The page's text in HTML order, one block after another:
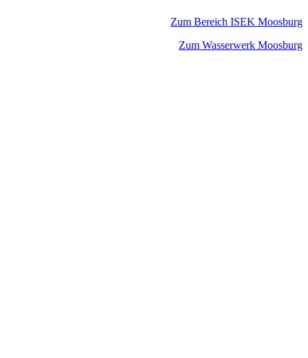
Zum Bereich ISEK Moosburg
Zum Wasserwerk Moosburg